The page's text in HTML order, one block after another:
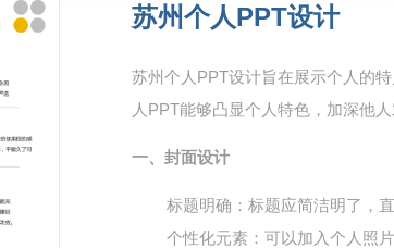
苏州个人PPT设计
苏州个人PPT设计旨在展示个人的
人PPT能够凸显个人特色，加深他
一、封面设计
标题明确 ：标题应简洁明了，
个性化元素 ：可以加入个人照